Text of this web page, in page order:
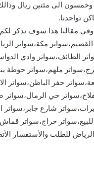
وخمسون الى مئتين ريال
تواجدنا.
مقالنا هذا سوف نذكر لكم
مكة،سواتر
الطائف،سواتر وادي
ملهم،سواتر حوطة
حفر الباطن،سواتر
حي الرمال،سواتر
شارع جابر،سواتر
حراج،سواتر
للطلب والأستفسار